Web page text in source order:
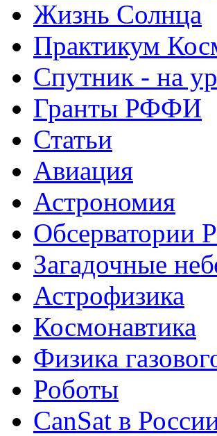
Жизнь Солнца
Практикум
Спутник - на
Гранты РФФИ
Статьи
Авиация
Астрономия
Обсерватории
Загадочные
Астрофизика
Космонавтика
Физика
Роботы
CanSat в